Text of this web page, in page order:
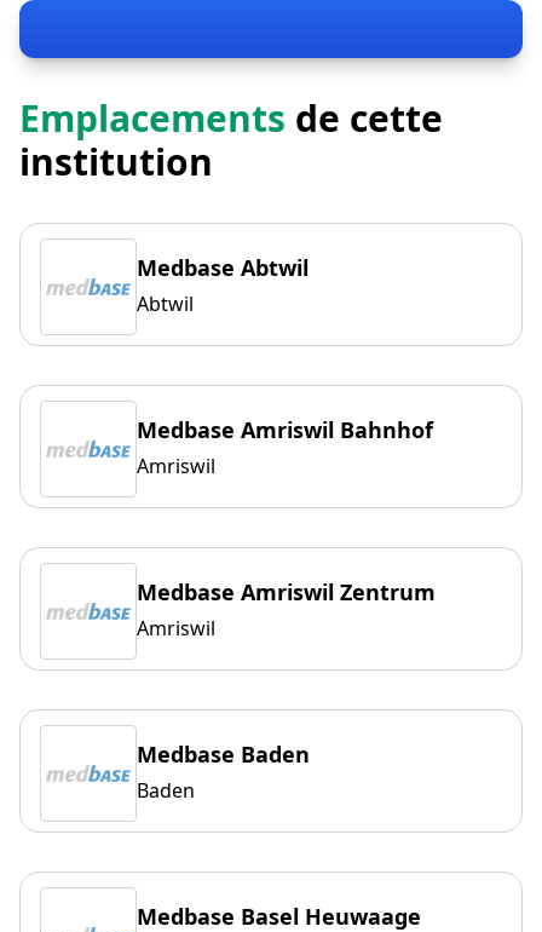
Emplacements de cette
institution
Medbase Abtwil
Abtwil
Medbase Amriswil Bahnhof
Amriswil
Medbase Amriswil Zentrum
Amriswil
Medbase Baden
Baden
Medbase Basel Heuwaage